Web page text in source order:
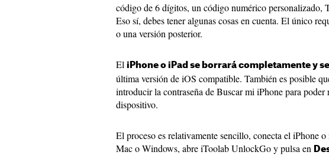
código de 6 dígitos, un código numérico personalizado,
Eso sí, debes tener algunas cosas en cuenta. El único
o una versión posterior.
El iPhone o iPad se borrará completamente y
última versión de iOS compatible. También es posible
introducir la contraseña de Buscar mi iPhone para poder
dispositivo.
El proceso es relativamente sencillo, conecta el iPhone
Mac o Windows, abre iToolab UnlockGo y pulsa en